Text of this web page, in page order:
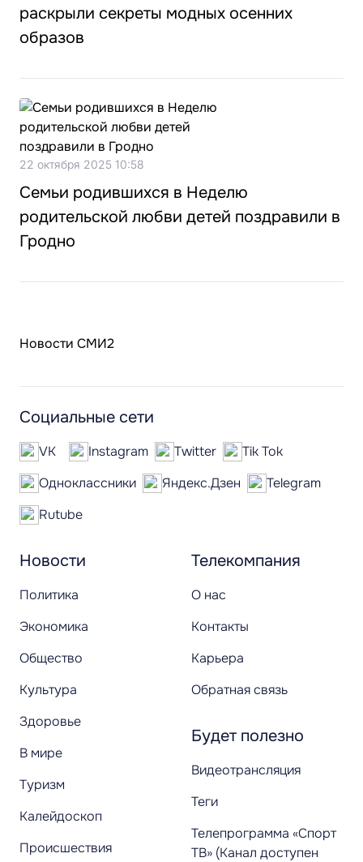
раскрыли секреты модных осенних
образов
22 октября 2025 10:58
Семьи родившихся в Неделю
родительской любви детей поздравили в
Гродно
Новости СМИ2
Новости
Политика
Экономика
Общество
Культура
Здоровье
В мире
Туризм
Калейдоскоп
Происшествия
Телекомпания
О нас
Контакты
Карьера
Обратная связь
Будет полезно
Видеотрансляция
Теги
Телепрограмма «Спорт
ТВ» (Канал доступен
Социальные сети
VK Instagram Twitter
Tik Tok
Одноклассники
Яндекс.Дзен
Telegram
Rutube